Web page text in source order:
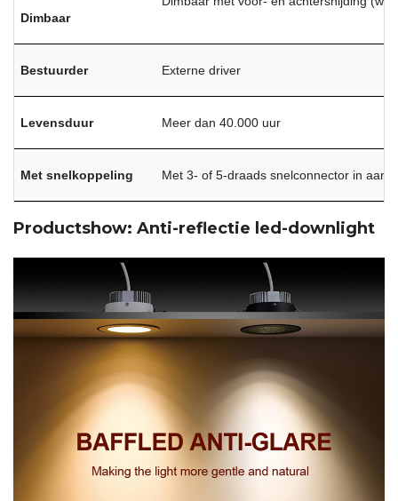
Dimbaar
Bestuurder Externe driver
Levensduur Meer dan 40.000 uur
Met snelkoppeling Met 3- of 5-draads snelconnector in
Productshow: Anti-reflectie led-downlight